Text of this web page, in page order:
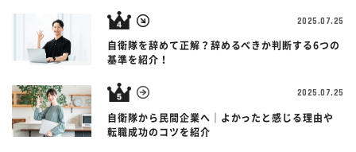
2025.07.25
自衛隊を辞めて正解？辞めるべきか判断する6つの
基準を紹介！
2025.07.25
自衛隊から民間企業へ｜よかったと感じる理由や
転職成功のコツを紹介